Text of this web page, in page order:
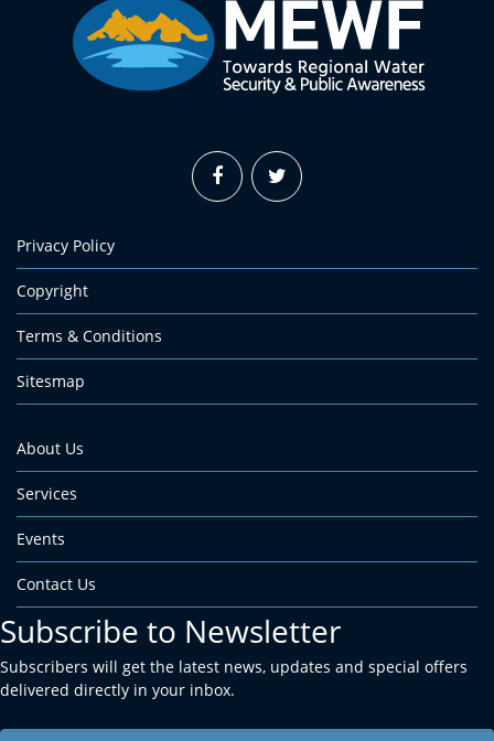
Privacy Policy
Copyright
Terms & Conditions
Sitesmap
About Us
Services
Events
Contact Us
Subscribe to Newsletter
Subscribers will get the latest news, updates and special offers
delivered directly in your inbox.